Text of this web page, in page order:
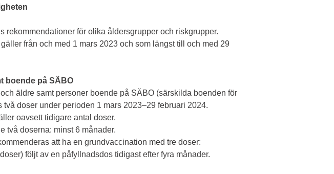
rekommendationer för olika åldersgrupper och riskgrupper.
från och med 1 mars 2023 och som längst till och med 29
boende på SÄBO
äldre samt personer boende på SÄBO (särskilda boenden för
två doser under perioden 1 mars 2023–29 februari 2024.
oavsett tidigare antal doser.
två doserna: minst 6 månader.
att ha en grundvaccination med tre doser:
följt av en påfyllnadsdos tidigast efter fyra månader.